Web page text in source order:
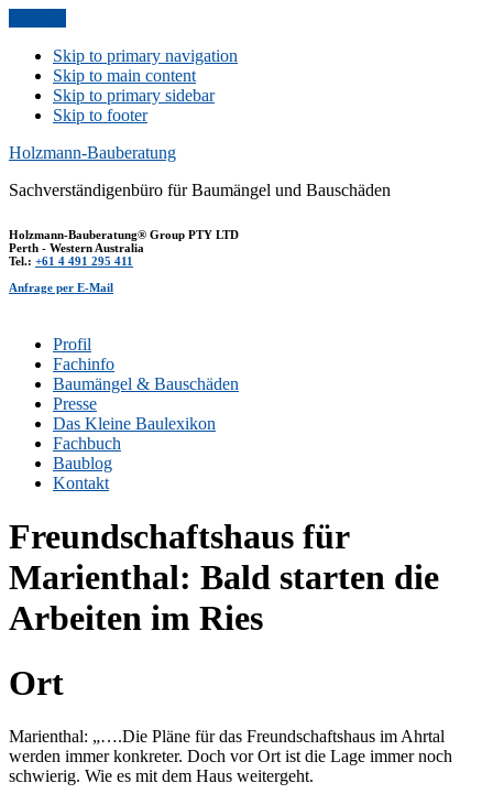
Skip to primary navigation
Skip to main content
Skip to primary sidebar
Skip to footer
Holzmann-Bauberatung
Sachverständigenbüro für Baumängel und Bauschäden
Holzmann-Bauberatung® Group PTY LTD
Perth - Western Australia
Tel.: +61 4 491 295 411
Anfrage per E-Mail
Profil
Fachinfo
Baumängel & Bauschäden
Presse
Das Kleine Baulexikon
Fachbuch
Baublog
Kontakt
Freundschaftshaus für
Marienthal: Bald starten die
Arbeiten im Ries
Ort
Marienthal: „….Die Pläne für das Freundschaftshaus im Ahrtal
werden immer konkreter. Doch vor Ort ist die Lage immer noch
schwierig. Wie es mit dem Haus weitergeht.